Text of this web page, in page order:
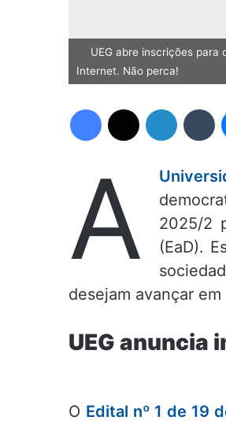
UEG abre inscrições para
Internet. Não perca!
A
2025/2
(EaD).
desejam avançar
UEG anuncia
O Edital nº 1 de 19